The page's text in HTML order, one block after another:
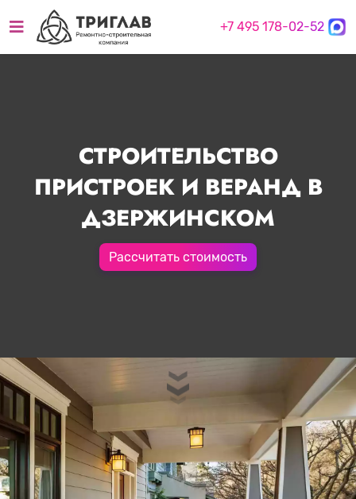
+7 495 178-02-52
СТРОИТЕЛЬСТВО
ПРИСТРОЕК И ВЕРАНД В
ДЗЕРЖИНСКОМ
Рассчитать стоимость